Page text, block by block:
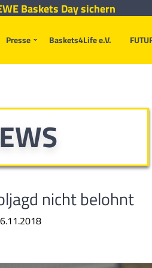
Presse Baskets4Life e.V.
Baskets Day sichern
nicht belohnt